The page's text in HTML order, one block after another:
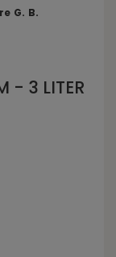
G. B.
- 3 LITER